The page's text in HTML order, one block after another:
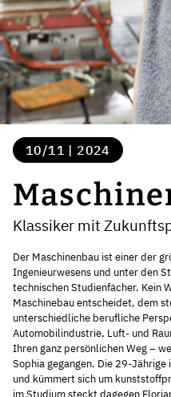
10/11 | 2024
Klassiker mit
Der Maschinenbau ist einer der
Ingenieurwesens und unter den
technischen Studienfächer. Kein
Maschinebau entscheidet, dem
unterschiedliche berufliche
Automobilindustrie, Luft- und
Ihren ganz persönlichen Weg –
Sophia gegangen. Die 29-
und kümmert sich um
im Studium steckt dagegen